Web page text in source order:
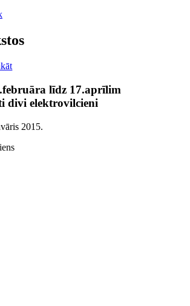
līdz 17.aprīlim
divi elektrovilcieni
2015.